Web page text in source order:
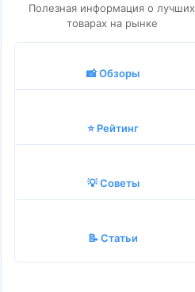
Полезная информация о лучших
товарах на рынке
📸 Обзоры
⭐ Рейтинг
💡 Советы
📝 Статьи